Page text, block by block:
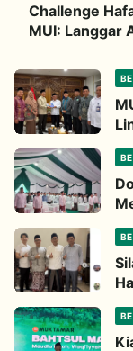
Challenge
MUI: Langgar